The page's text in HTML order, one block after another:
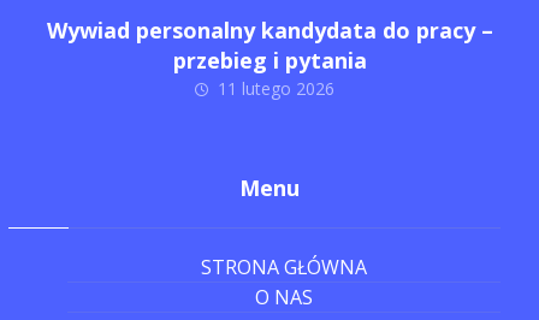
Wywiad personalny kandydata do pracy –
przebieg i pytania
11 lutego 2026
Menu
STRONA GŁÓWNA
O NAS